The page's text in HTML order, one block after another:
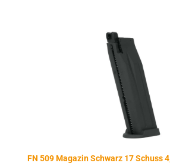
FN 509 Magazin Schwarz 17 Schuss